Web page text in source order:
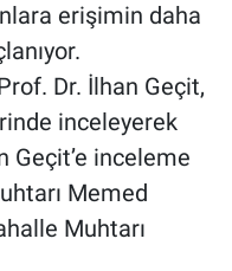
erişimin daha
Dr. İlhan Geçit,
inceleyerek
Geçit’e inceleme
Memed
Muhtarı